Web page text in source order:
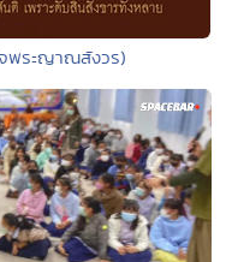
พระญาณสังวร)